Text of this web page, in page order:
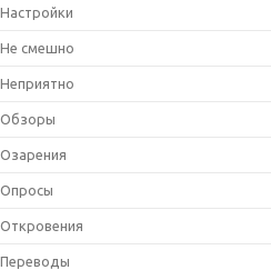
Настройки
Не смешно
Неприятно
Обзоры
Озарения
Опросы
Откровения
Переводы